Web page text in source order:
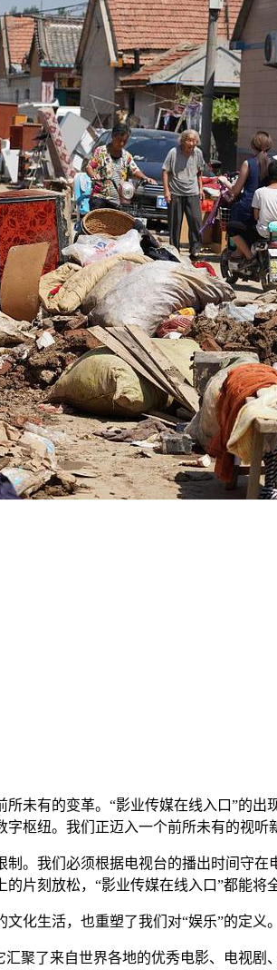
未有的变革。“影业传媒在线入口”的
枢纽。我们正迈入一个前所未有的视听
。我们必须根据电视台的播出时间守
片刻放松，“影业传媒在线入口”都能将
化生活，也重塑了我们对“娱乐”的定义。
聚了来自世界各地的优秀电影、电视